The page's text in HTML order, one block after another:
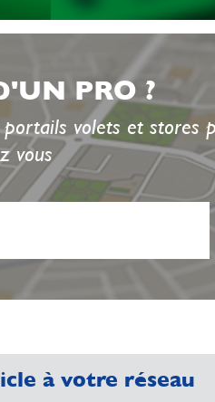
PRO ?
volets et stores
vous
à votre réseau